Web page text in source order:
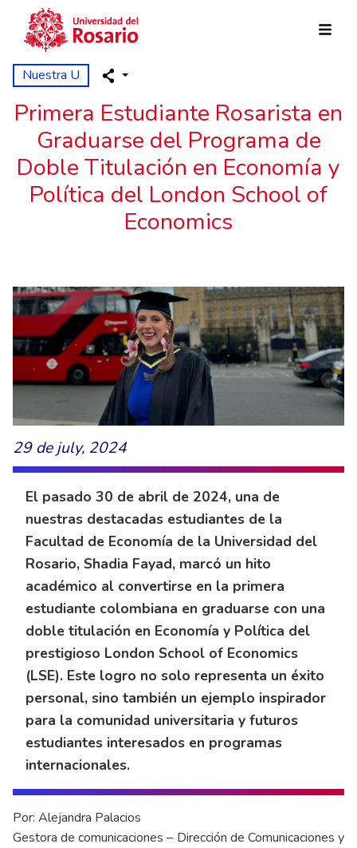
Skip to main content
Nuestra U
Primera Estudiante Rosarista en
Graduarse del Programa de
Doble Titulación en Economía y
Política del London School of
Economics
29 de july, 2024
El pasado 30 de abril de 2024, una de
nuestras destacadas estudiantes de la
Facultad de Economía de la Universidad del
Rosario, Shadia Fayad, marcó un hito
académico al convertirse en la primera
estudiante colombiana en graduarse con una
doble titulación en Economía y Política del
prestigioso London School of Economics
(LSE). Este logro no solo representa un éxito
personal, sino también un ejemplo inspirador
para la comunidad universitaria y futuros
estudiantes interesados en programas
internacionales.
Por: Alejandra Palacios
Gestora de comunicaciones – Dirección de Comunicaciones y